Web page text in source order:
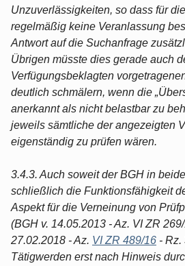
Unzuverlässigkeiten, so dass für
regelmäßig keine Veranlassung
Antwort auf die Suchanfrage
Übrigen müsste dies gerade auch
Verfügungsbeklagten
deutlich schmälern, wenn die
anerkannt als nicht belastbar zu
jeweils sämtliche der angezeigten
eigenständig zu prüfen wären.
3.4.3. Auch soweit der BGH in
schließlich die Funktionsfähigkeit
Aspekt für die Verneinung von
(BGH v. 14.05.2013 - Az. VI ZR
27.02.2018 - Az. VI ZR 489/16 - Rz.
Tätigwerden erst nach Hinweis